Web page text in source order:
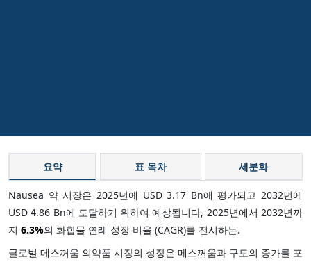
요약 표 목차 세분화
Nausea 약 시장은 2025년에 USD 3.17 Bn에 평가되고 2032년에
USD 4.86 Bn에 도달하기 위하여 예상됩니다, 2025년에서 2032년까
지 6.3%의 화합물 연례 성장 비율 (CAGR)를 전시하는.
글로벌 메스꺼움 의약품 시장의 성장은 메스꺼움과 구토의 증가를 포